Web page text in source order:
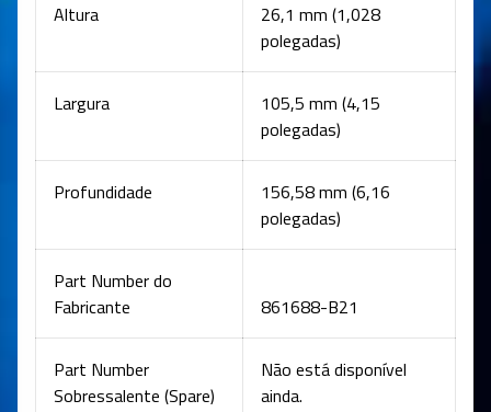
Altura
26,1 mm (1,028
polegadas)
Largura
105,5 mm (4,15
polegadas)
Profundidade
156,58 mm (6,16
polegadas)
Part Number do
Fabricante
861688-B21
Part Number
Sobressalente (Spare)
Não está disponível
ainda.